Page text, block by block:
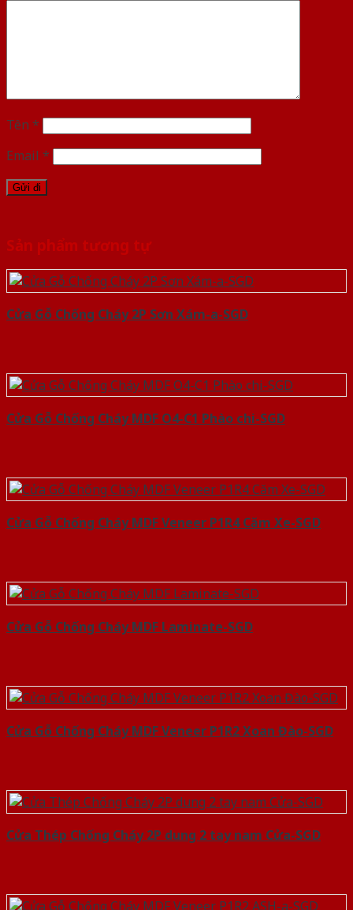
Tên *
Email *
Sản phẩm tương tự
Cửa Gỗ Chống Cháy 2P Sơn Xám-a-SGD
Cửa Gỗ Chống Cháy MDF O4-C1 Phào chi-SGD
Cửa Gỗ Chống Cháy MDF Veneer P1R4 Căm Xe-SGD
Cửa Gỗ Chống Cháy MDF Laminate-SGD
Cửa Gỗ Chống Cháy MDF Veneer P1R2 Xoan Đào-SGD
Cửa Thép Chống Cháy 2P dung 2 tay nam Cửa-SGD